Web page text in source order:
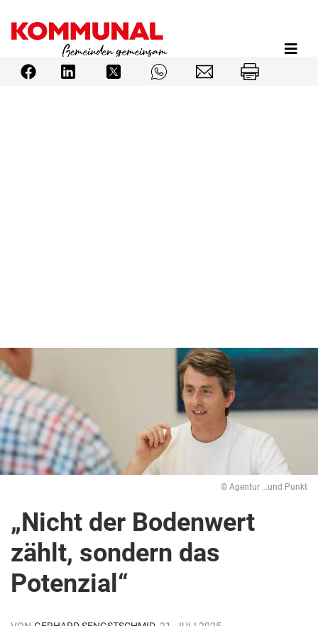
Inhalt
© Agentur …und Punkt
„Nicht der Bodenwert
zählt, sondern das
Potenzial“